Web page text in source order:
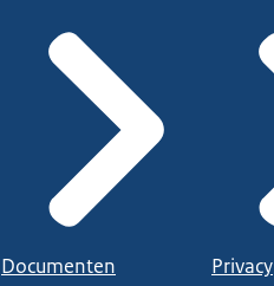
Documenten Privacy